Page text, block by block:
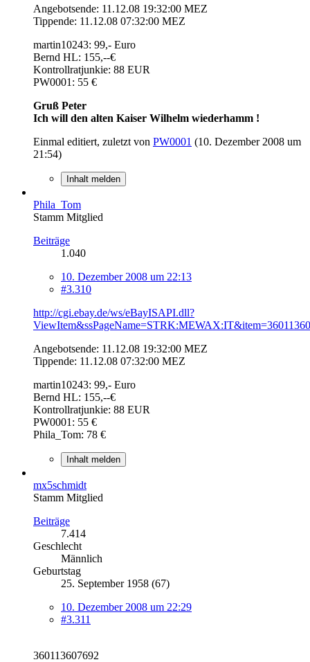
Angebotsende: 11.12.08 19:32:00 MEZ
Tippende: 11.12.08 07:32:00 MEZ
martin10243: 99,- Euro
Bernd HL: 155,--€
Kontrollratjunkie: 88 EUR
PW0001: 55 €
Gruß Peter
Ich will den alten Kaiser Wilhelm wiederhamm !
Einmal editiert, zuletzt von PW0001 (10. Dezember 2008 um
21:54)
Inhalt melden
Phila_Tom
Stamm Mitglied
Beiträge
1.040
10. Dezember 2008 um 22:13
#3.310
http://cgi.ebay.de/ws/eBayISAPI.dll?
Angebotsende: 11.12.08 19:32:00 MEZ
Tippende: 11.12.08 07:32:00 MEZ
martin10243: 99,- Euro
Bernd HL: 155,--€
Kontrollratjunkie: 88 EUR
PW0001: 55 €
Phila_Tom: 78 €
Inhalt melden
mx5schmidt
Stamm Mitglied
Beiträge
7.414
Geschlecht
Männlich
Geburtstag
25. September 1958 (67)
10. Dezember 2008 um 22:29
#3.311
360113607692